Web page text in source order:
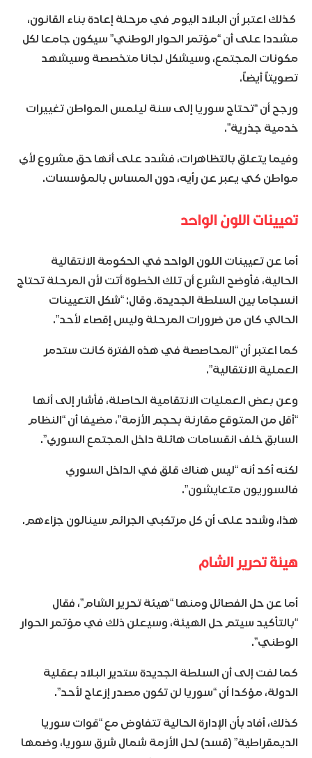
كذلك اعتبر أن البلاد اليوم في مرحلة إعادة بناء القانون،
مشددا على أن “مؤتمر الحوار الوطني” سيكون جامعا لكل
مكونات المجتمع، وسيشكل لجانا متخصصة وسيشهد
تصويتاً أيضاً.
ورجح أن “تحتاج سوريا إلى سنة ليلمس المواطن تغييرات
خدمية جذرية”.
وفيما يتعلق بالتظاهرات، فشدد على أنها حق مشروع لأي
مواطن كي يعبر عن رأيه، دون المساس بالمؤسسات.
تعيينات اللون الواحد
أما عن تعيينات اللون الواحد في الحكومة الانتقالية
الحالية، فأوضح الشرع أن تلك الخطوة أتت لأن المرحلة تحتاج
انسجاما بين السلطة الجديدة. وقال: “شكل التعيينات
الحالي كان من ضرورات المرحلة وليس إقصاء لأحد”.
كما اعتبر أن “المحاصصة في هذه الفترة كانت ستدمر
العملية الانتقالية”.
وعن بعض العمليات الانتقامية الحاصلة، فأشار إلى أنها
“أقل من المتوقع مقارنة بحجم الأزمة”، مضيفا أن “النظام
السابق خلف انقسامات هائلة داخل المجتمع السوري”.
لكنه أكد أنه “ليس هناك قلق في الداخل السوري
فالسوريون متعايشون”.
هذا، وشدد على أن كل مرتكبي الجرائم سينالون جزاءهم.
هيئة تحرير الشام
أما عن حل الفصائل ومنها “هيئة تحرير الشام”، فقال
“بالتأكيد سيتم حل الهيئة، وسيعلن ذلك في مؤتمر الحوار
الوطني”.
كما لفت إلى أن السلطة الجديدة ستدير البلاد بعقلية
الدولة، مؤكدا أن “سوريا لن تكون مصدر إزعاج لأحد”.
كذلك، أفاد بأن الإدارة الحالية تتفاوض مع “قوات سوريا
الديمقراطية” (قسد) لحل الأزمة شمال شرق سوريا، وضمها